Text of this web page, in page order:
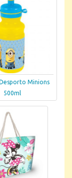
Minions
500ml